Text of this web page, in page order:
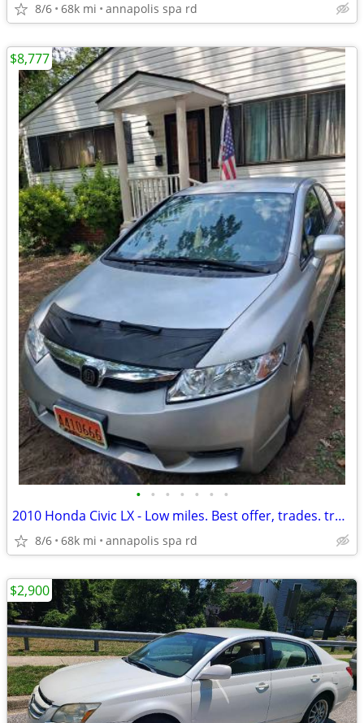
8/6 68k mi annapolis spa rd
• • • • • • •
2010 Honda Civic LX - Low miles. Best offer, trades. trades +cash~~~
8/6 68k mi annapolis spa rd
$8,777
$2,900